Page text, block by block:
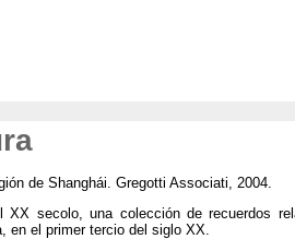
de Shanghái. Gregotti Associati, 2004.
XX secolo, una colección de recuerdos
en el primer tercio del siglo XX.